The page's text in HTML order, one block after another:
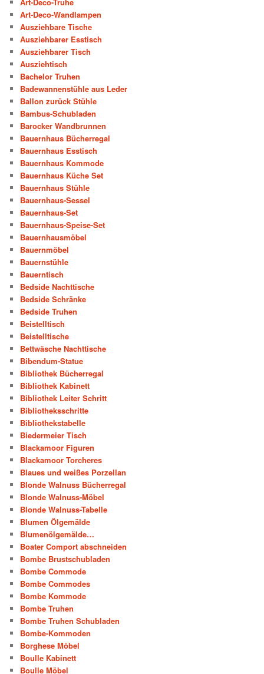
Art-Deco-Wandlampen
Ausziehbare Tische
Ausziehbarer Esstisch
Ausziehbarer Tisch
Ausziehtisch
Bachelor Truhen
Badewannenstühle aus Leder
Ballon zurück Stühle
Bambus-Schubladen
Barocker Wandbrunnen
Bauernhaus Bücherregal
Bauernhaus Esstisch
Bauernhaus Kommode
Bauernhaus Küche Set
Bauernhaus Stühle
Bauernhaus-Sessel
Bauernhaus-Set
Bauernhaus-Speise-Set
Bauernhausmöbel
Bauernmöbel
Bauernstühle
Bauerntisch
Bedside Nachttische
Bedside Schränke
Bedside Truhen
Beistelltisch
Beistelltische
Bettwäsche Nachttische
Bibendum-Statue
Bibliothek Bücherregal
Bibliothek Kabinett
Bibliothek Leiter Schritt
Bibliotheksschritte
Bibliothekstabelle
Biedermeier Tisch
Blackamoor Figuren
Blackamoor Torcheres
Blaues und weißes Porzellan
Blonde Walnuss Bücherregal
Blonde Walnuss-Möbel
Blonde Walnuss-Tabelle
Blumen Ölgemälde
Blumenölgemälde…
Boater Comport abschneiden
Bombe Brustschubladen
Bombe Commode
Bombe Commodes
Bombe Kommode
Bombe Truhen
Bombe Truhen Schubladen
Bombe-Kommoden
Borghese Möbel
Boulle Kabinett
Boulle Möbel